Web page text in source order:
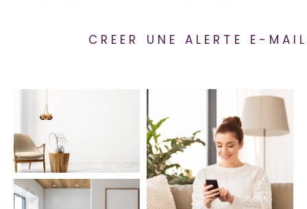
CREER UNE ALERTE E-